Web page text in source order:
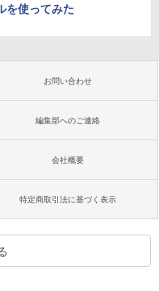
を使ってみた
お問い合わせ
編集部へのご連絡
会社概要
特定商取引法に基づく表示